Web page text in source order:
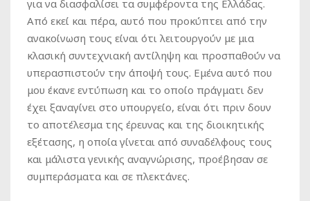
για να διασφαλίσει τα συμφέροντα της Ελλάδας.
Από εκεί και πέρα, αυτό που προκύπτει από την
ανακοίνωση τους είναι ότι λειτουργούν με μια
κλασική συντεχνιακή αντίληψη και προσπαθούν να
υπερασπιστούν την άποψή τους. Εμένα αυτό που
μου έκανε εντύπωση και το οποίο πράγματι δεν
έχει ξαναγίνει στο υπουργείο, είναι ότι πριν δουν
το αποτέλεσμα της έρευνας και της διοικητικής
εξέτασης, η οποία γίνεται από συναδέλφους τους
και μάλιστα γενικής αναγνώρισης, προέβησαν σε
συμπεράσματα και σε πλεκτάνες.